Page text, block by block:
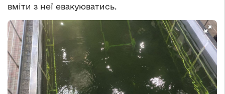
вміти з неї евакуюватись.